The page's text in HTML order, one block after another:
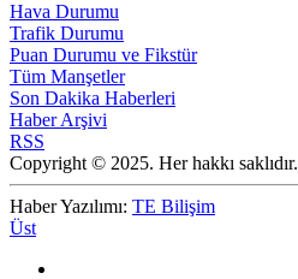
Hava Durumu
Trafik Durumu
Puan Durumu ve Fikstür
Tüm Manşetler
Son Dakika Haberleri
Haber Arşivi
RSS
Copyright © 2025. Her hakkı saklıdır.
Haber Yazılımı: TE Bilişim
Üst